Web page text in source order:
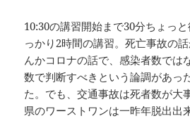
10:30の講習開始まで30分ちょっ
っかり2時間の講習。死亡事故の
んかコロナの話で、感染者数では
数で判断すべきという論調があっ
た。でも、交通事故は死者数が大
県のワーストワンは一昨年脱出出